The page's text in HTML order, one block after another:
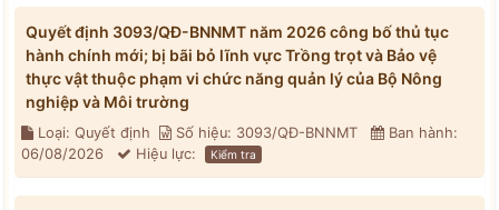
Quyết định 3093/QĐ-BNNMT năm 2026 công bố thủ tục
hành chính mới; bị bãi bỏ lĩnh vực Trồng trọt và Bảo vệ
thực vật thuộc phạm vi chức năng quản lý của Bộ Nông
nghiệp và Môi trường
Loại: Quyết định Số hiệu: 3093/QĐ-BNNMT
Ban hành:
06/08/2026
Hiệu lực: Kiểm tra